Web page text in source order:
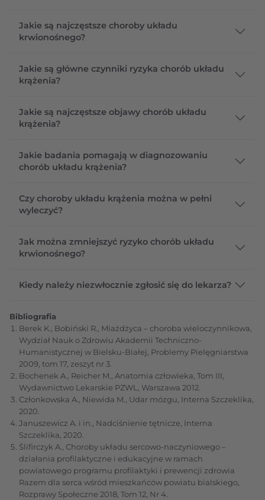
Jakie są najczęstsze choroby układu
krwionośnego?
Jakie są główne czynniki ryzyka chorób układu
krążenia?
Jakie są najczęstsze objawy chorób układu
krążenia?
Jakie badania pomagają w diagnozowaniu
chorób układu krążenia?
Czy choroby układu krążenia można w pełni
wyleczyć?
Jak można zmniejszyć ryzyko chorób układu
krwionośnego?
Kiedy należy niezwłocznie zgłosić się do lekarza?
Bibliografia
Berek K., Bobiński R., Miażdżyca – choroba wieloczynnikowa,
Wydział Nauk o Zdrowiu Akademii Techniczno-
Humanistycznej w Bielsku-Białej, Problemy Pielęgniarstwa
2009, tom 17, zeszyt nr 3.
Bochenek A., Reicher M., Anatomia człowieka, Tom III,
Wydawnictwo Lekarskie PZWL, Warszawa 2012.
Członkowska A., Niewida M., Udar mózgu, Interna Szczeklika,
2020.
Januszewicz A. i in., Nadciśnienie tętnicze, Interna
Szczeklika, 2020.
Ślifirczyk A., Choroby układu sercowo-naczyniowego –
działania profilaktyczne i edukacyjne w ramach
powiatowego programu profilaktyki i prewencji zdrowia
Razem dla serca wśród mieszkańców powiatu bialskiego,
Rozprawy Społeczne 2018, Tom 12, Nr 4.